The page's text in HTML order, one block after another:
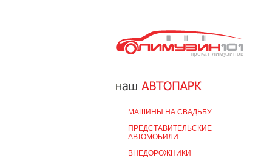
прокат лимузинов
МАШИНЫ НА СВАДЬБУ
ПРЕДСТАВИТЕЛЬСКИЕ
АВТОМОБИЛИ
ВНЕДОРОЖНИКИ